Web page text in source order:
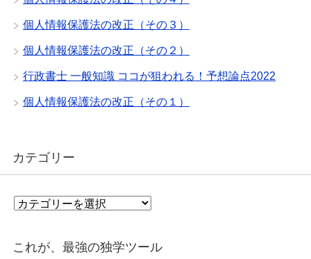
個人情報保護法の改正（その３）
個人情報保護法の改正（その２）
行政書士 一般知識 ココが狙われる！予想論点2022
個人情報保護法の改正（その１）
カテゴリー
カ
リ
これが、最強の独学ツール